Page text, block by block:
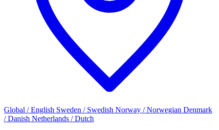
Global / English Sweden / Swedish Norway / Norwegian Denmark
/ Danish Netherlands / Dutch